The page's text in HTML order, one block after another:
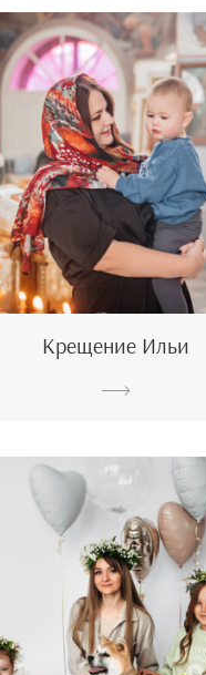
Крещение Ильи